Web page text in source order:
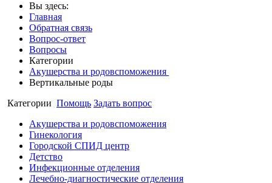
Вы здесь:
Главная
Обратная связь
Вопрос-ответ
Вопросы
Категории
Акушерства и родовспоможения
Вертикальные роды
Категории Помощь Задать вопрос
Акушерства и родовспоможения
Гинекология
Городской СПИД центр
Детство
Инфекционные отделения
Лечебно-диагностические отделения